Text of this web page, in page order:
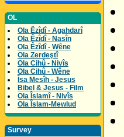
OL
Ola Êzîdî - Agahdarî
Ola Êzîdî - Nasîn
Ola Êzîdî - Wêne
Ola Zerdeştî
Ola Cihû - Nivîs
Ola Cihû - Wêne
Îsa Mesîh - Jesus
Bibel & Jesus - Film
Ola Îslamî - Nivîs
Ola Îslam-Mewlud
Survey